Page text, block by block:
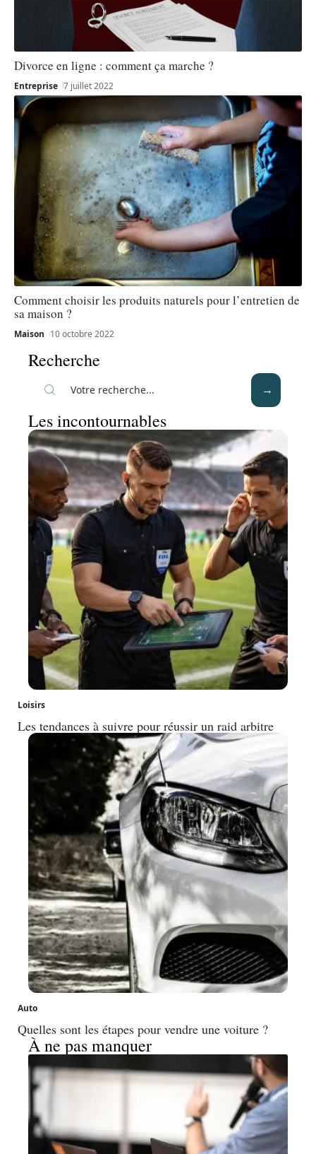
Divorce en ligne : comment ça marche ?
Entreprise 7 juillet 2022
Comment choisir les produits naturels pour l’entretien de
sa maison ?
Maison 10 octobre 2022
Recherche
Les incontournables
Loisirs
Les tendances à suivre pour réussir un raid arbitre
Auto
Quelles sont les étapes pour vendre une voiture ?
À ne pas manquer